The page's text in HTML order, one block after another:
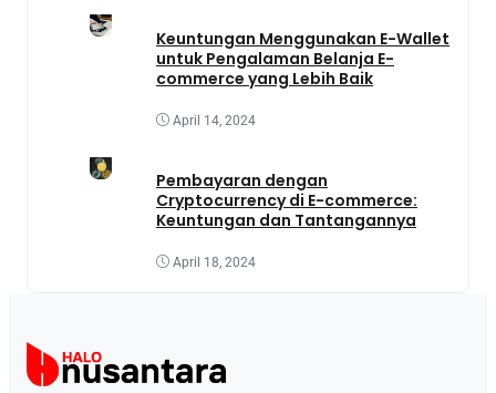
Keuntungan Menggunakan E-Wallet
untuk Pengalaman Belanja E-
commerce yang Lebih Baik
April 14, 2024
Pembayaran dengan
Cryptocurrency di E-commerce:
Keuntungan dan Tantangannya
April 18, 2024